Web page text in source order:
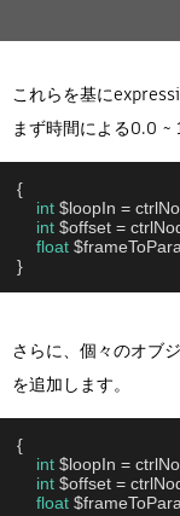
これらを基に
まず時間による0.0 ~
{
int $loopIn =
int $offset =
float
}
さらに、個々のオブ
を追加します。
{
int $loopIn =
int $offset =
float